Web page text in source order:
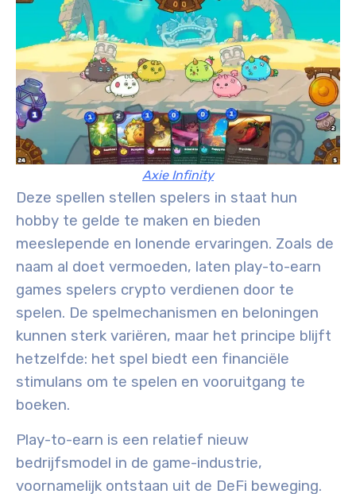
Axie Infinity
Deze spellen stellen spelers in staat hun
hobby te gelde te maken en bieden
meeslepende en lonende ervaringen. Zoals de
naam al doet vermoeden, laten play-to-earn
games spelers crypto verdienen door te
spelen. De spelmechanismen en beloningen
kunnen sterk variëren, maar het principe blijft
hetzelfde: het spel biedt een financiële
stimulans om te spelen en vooruitgang te
boeken.
Play-to-earn is een relatief nieuw
bedrijfsmodel in de game-industrie,
voornamelijk ontstaan uit de DeFi beweging.